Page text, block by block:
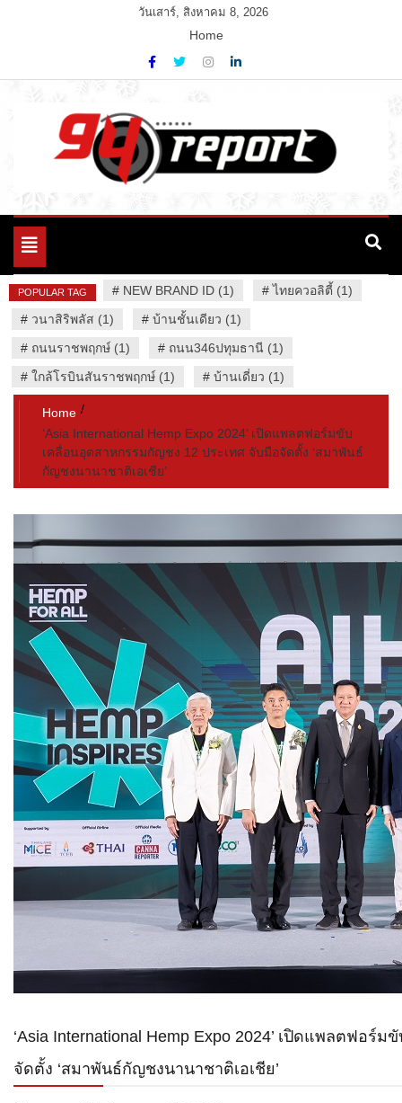
วันเสาร์, สิงหาคม 8, 2026
Home
94 Report.com
Variety News
Toggle
POPULAR TAG # NEW BRAND ID (1) #ไทยควอลิตี้ (1)
# วนาสิริพลัส (1) # บ้านชั้นเดียว (1)
# ถนนราชพฤกษ์ (1) # ถนน346ปทุมธานี (1)
# ใกล้โรบินสันราชพฤกษ์ (1) # บ้านเดี่ยว (1)
Home
‘Asia International Hemp Expo 2024’ เปิดแพลตฟอร์มขับ
เคลื่อนอุตสาหกรรมกัญชง 12 ประเทศ จับมือจัดตั้ง ‘สมาพันธ์
กัญชงนานาชาติเอเชีย’
‘Asia International Hemp Expo 2024’ เปิดแพลตฟอ
จัดตั้ง ‘สมาพันธ์กัญชงนานาชาติเอเชีย’